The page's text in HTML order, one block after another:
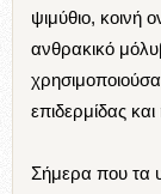
ψιμύθιο, κοινή
ανθρακικό
επιδερμίδας
Σήμερα που τα